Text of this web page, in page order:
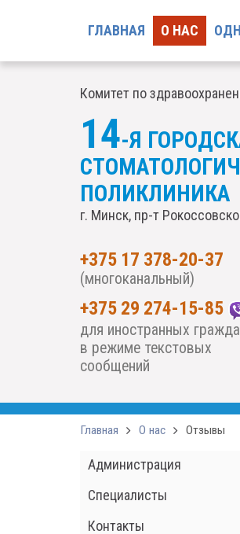
ГЛАВНАЯ О НАС
Комитет по
14-Я
ПОЛИКЛИНИКА
г. Минск, пр-т
+375 17 378-20-37
(многоканальный)
+375 29 274-15-85
для иностранных
в режиме текстовых
сообщений
Главная О нас Отзывы
Администрация
Специалисты
Контакты